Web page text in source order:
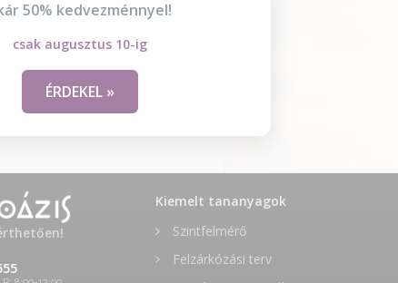
50% kedvezménnyel!
csak augusztus 10-ig
ÉRDEKEL »
Kiemelt tananyagok
Szintfelmérő
Felzárkózási terv